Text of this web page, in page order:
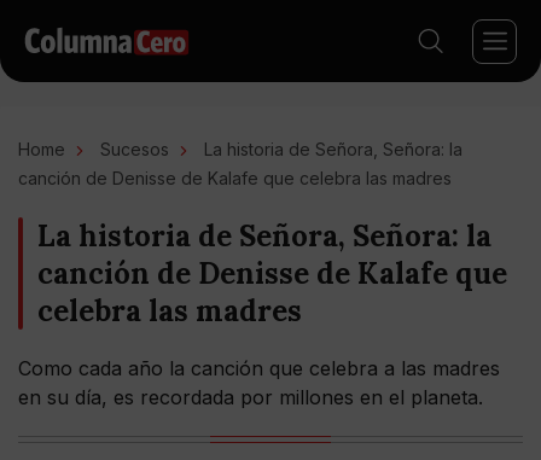
Home Sucesos
La historia de Señora, Señora: la
canción de Denisse de Kalafe que celebra las madres
La historia de Señora, Señora: la
canción de Denisse de Kalafe que
celebra las madres
Como cada año la canción que celebra a las madres
en su día, es recordada por millones en el planeta.